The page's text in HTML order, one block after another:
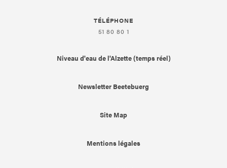
TÉLÉPHONE
51 80 80 1
Niveau d'eau de l'Alzette (temps réel)
Newsletter Beetebuerg
Site Map
Mentions légales